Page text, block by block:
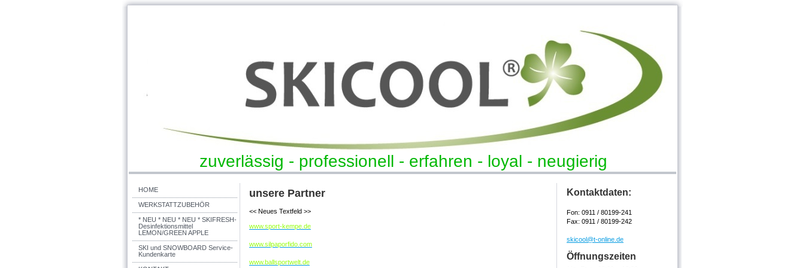
zuverlässig - professionell - erfahren - loyal - neugierig
HOME
WERKSTATTZUBEHÖR
* NEU * NEU * NEU * SKIFRESH-
Desinfektionsmittel
LEMON/GREEN APPLE
SKI und SNOWBOARD Service-
Kundenkarte
unsere Partner
<< Neues Textfeld >>
www.sport-kempe.de
www.silpaporfido.com
www.ballsportwelt.de
Kontaktdaten:
Fon: 0911 / 80199-241
Fax: 0911 / 80199-242
skicool@t-online.de
Öffnungszeiten